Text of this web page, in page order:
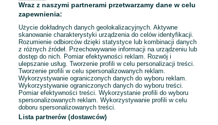
LUB
E-mail
Hasło
Wraz z naszymi partnerami przetwarzamy dane w celu
zapewnienia:
Użycie dokładnych danych geolokalizacyjnych. Aktywne
skanowanie charakterystyki urządzenia do celów identyfikacji.
Rozumienie odbiorców dzięki statystyce lub kombinacji danych
z różnych źródeł. Przechowywanie informacji na urządzeniu lub
dostęp do nich. Pomiar efektywności reklam. Rozwój i
ulepszanie usług. Tworzenie profili w celu personalizacji treści.
Tworzenie profili w celu spersonalizowanych reklam.
Wykorzystywanie ograniczonych danych do wyboru reklam.
Wykorzystywanie ograniczonych danych do wyboru treści.
Pomiar efektywności treści. Wykorzystanie profili do wyboru
spersonalizowanych reklam. Wykorzystywanie profili w celu
doboru spersonalizowanych treści.
Lista partnerów (dostawców)